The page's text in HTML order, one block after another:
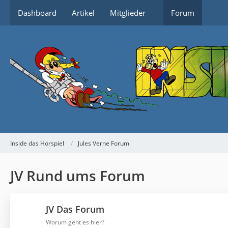
Dashboard Artikel Mitglieder Forum
Inside das Hörspiel Jules Verne Forum
JV Rund ums Forum
JV Das Forum
Worum geht es hier?